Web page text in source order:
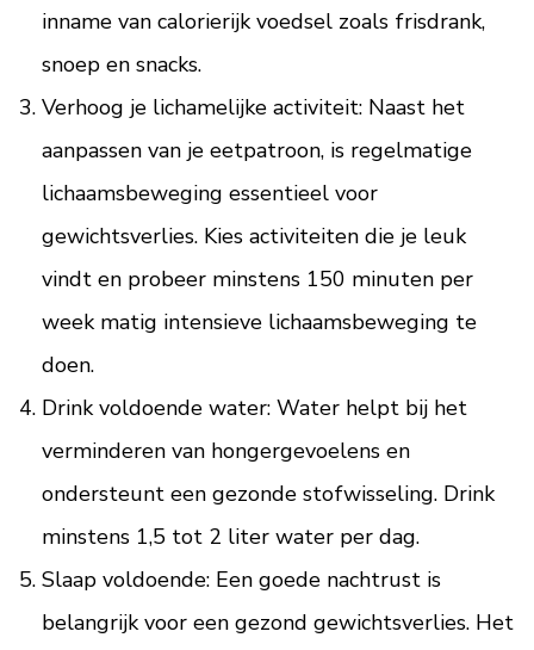
inname van calorierijk voedsel zoals frisdrank,
snoep en snacks.
Verhoog je lichamelijke activiteit: Naast het
aanpassen van je eetpatroon, is regelmatige
lichaamsbeweging essentieel voor
gewichtsverlies. Kies activiteiten die je leuk
vindt en probeer minstens 150 minuten per
week matig intensieve lichaamsbeweging te
doen.
Drink voldoende water: Water helpt bij het
verminderen van hongergevoelens en
ondersteunt een gezonde stofwisseling. Drink
minstens 1,5 tot 2 liter water per dag.
Slaap voldoende: Een goede nachtrust is
belangrijk voor een gezond gewichtsverlies. Het